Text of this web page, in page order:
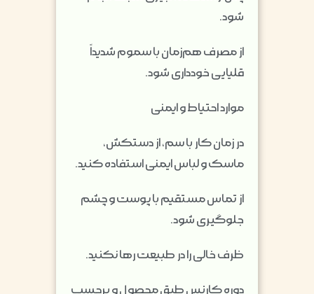
شود.
از مصرف هم‌زمان با سموم شدیداً
قلیایی خودداری شود.
موارد احتیاط و ایمنی
در زمان کار با سم، از دستکش،
ماسک و لباس ایمنی استفاده کنید.
از تماس مستقیم با پوست و چشم
جلوگیری شود.
ظرف خالی را در طبیعت رها نکنید.
دوره کارنس طبق محصول و برچسب